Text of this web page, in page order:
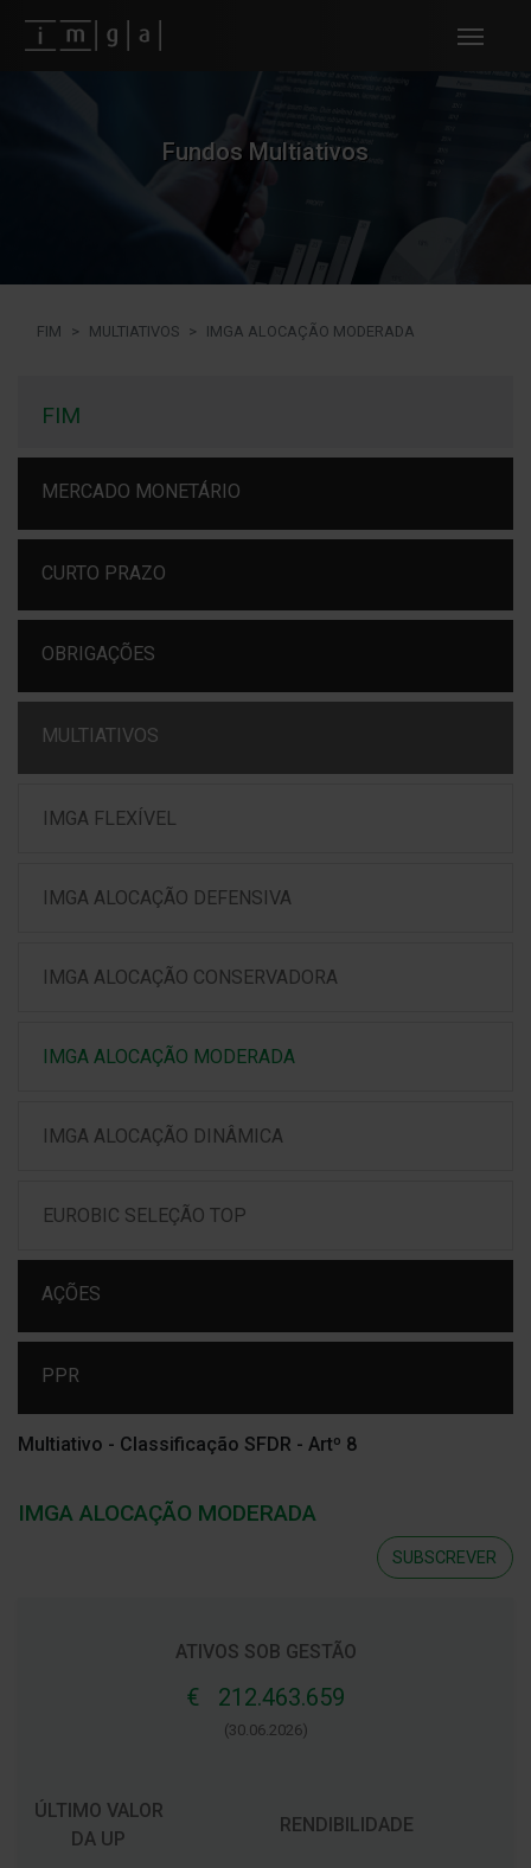
Fundos imga
Fundos Multiativos
FIM MULTIATIVOS IMGA ALOCAÇÃO MODERADA
FIM
MERCADO MONETÁRIO
CURTO PRAZO
OBRIGAÇÕES
MULTIATIVOS
IMGA FLEXÍVEL
IMGA ALOCAÇÃO DEFENSIVA
IMGA ALOCAÇÃO CONSERVADORA
IMGA ALOCAÇÃO MODERADA
IMGA ALOCAÇÃO DINÂMICA
EUROBIC SELEÇÃO TOP
AÇÕES
PPR
Multiativo - Classificação SFDR - Artº 8
IMGA ALOCAÇÃO MODERADA
SUBSCREVER
ATIVOS SOB GESTÃO
€ 212.463.659
(30.06.2026)
ÚLTIMO VALOR
DA UP
RENDIBILIDADE